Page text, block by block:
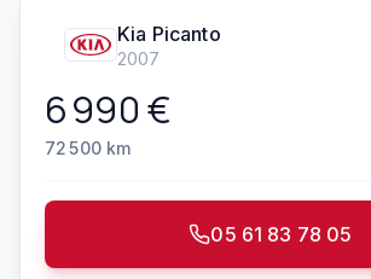
Kia Picanto
2007
6 990€
72 500km
05 61 83 78 05